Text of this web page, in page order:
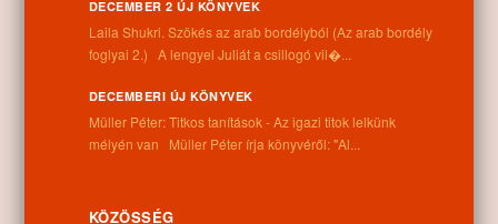
4262 Nyíracsád, Kassai u. 4.
Nyitva tartás:
DECEMBER 2 ÚJ KÖNYVEK
Laila Shukri. Szökés ​az arab bordélyból (Az arab bordély
foglyai 2.) A lengyel Juliát a csillogó vil�...
DECEMBERI ÚJ KÖNYVEK
Müller Péter: Titkos tanítások - Az igazi titok lelkünk
mélyén van Müller Péter írja könyvéről: "Al...
KÖZÖSSÉG